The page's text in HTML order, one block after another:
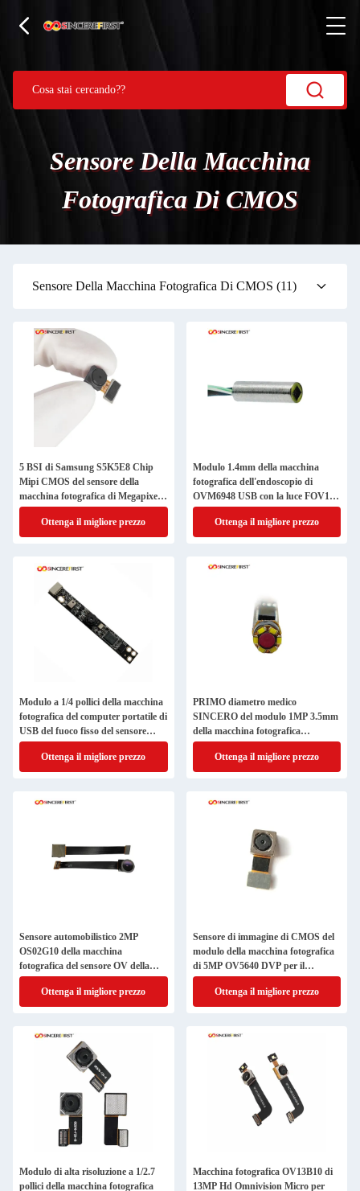
Sensore Della Macchina
Fotografica Di CMOS
Sensore Della Macchina Fotografica Di CMOS (11)
5 BSI di Samsung S5K5E8 Chip
Mipi CMOS del sensore della
macchina fotografica di Megapixel
CMOS
Ottenga il migliore prezzo
Modulo 1.4mm della macchina
fotografica dell'endoscopio di
OVM6948 USB con la luce FOV120
del LED
Ottenga il migliore prezzo
Modulo a 1/4 pollici della macchina
fotografica del computer portatile di
USB del fuoco fisso del sensore
della macchina fotografica di
CMOSOttenga il migliore prezzo
PRIMO diametro medico
SINCERO del modulo 1MP 3.5mm
della macchina fotografica
dell'endoscopio
Ottenga il migliore prezzo
Sensore automobilistico 2MP
OS02G10 della macchina
fotografica del sensore OV della
macchina fotografica di CMOS
Ottenga il migliore prezzo
Sensore di immagine di CMOS del
modulo della macchina fotografica
di 5MP OV5640 DVP per il
lampone pi
Ottenga il migliore prezzo
Modulo di alta risoluzione a 1/2.7
pollici della macchina fotografica
Macchina fotografica OV13B10 di
13MP Hd Omnivision Micro per